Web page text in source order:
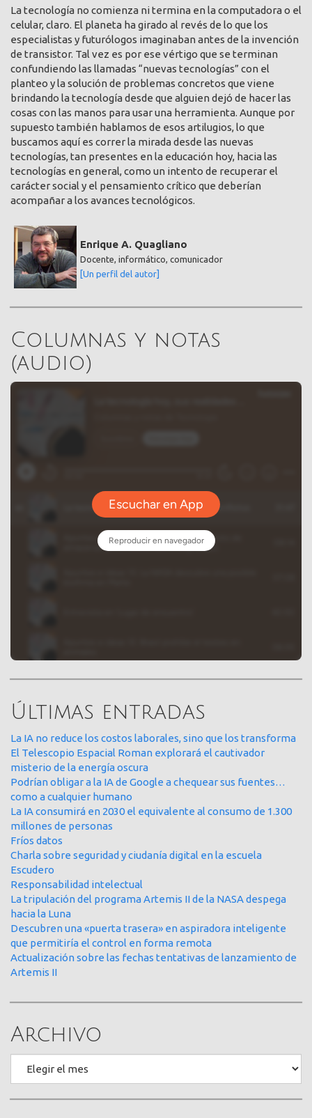
La tecnología no comienza ni termina en la computadora o el
celular, claro. El planeta ha girado al revés de lo que los
especialistas y futurólogos imaginaban antes de la invención
de transistor. Tal vez es por ese vértigo que se terminan
confundiendo las llamadas “nuevas tecnologías” con el
planteo y la solución de problemas concretos que viene
brindando la tecnología desde que alguien dejó de hacer las
cosas con las manos para usar una herramienta. Aunque por
supuesto también hablamos de esos artilugios, lo que
buscamos aquí es correr la mirada desde las nuevas
tecnologías, tan presentes en la educación hoy, hacia las
tecnologías en general, como un intento de recuperar el
carácter social y el pensamiento crítico que deberían
acompañar a los avances tecnológicos.
Enrique A. Quagliano
Docente, informático, comunicador
[Un perfil del autor]
Columnas y notas
(audio)
Últimas entradas
La IA no reduce los costos laborales, sino que los transforma
El Telescopio Espacial Roman explorará el cautivador
misterio de la energía oscura
Podrían obligar a la IA de Google a chequear sus fuentes…
como a cualquier humano
La IA consumirá en 2030 el equivalente al consumo de 1.300
millones de personas
Fríos datos
Charla sobre seguridad y ciudanía digital en la escuela
Escudero
Responsabilidad intelectual
La tripulación del programa Artemis II de la NASA despega
hacia la Luna
Descubren una «puerta trasera» en aspiradora inteligente
que permitiría el control en forma remota
Actualización sobre las fechas tentativas de lanzamiento de
Artemis II
Archivo